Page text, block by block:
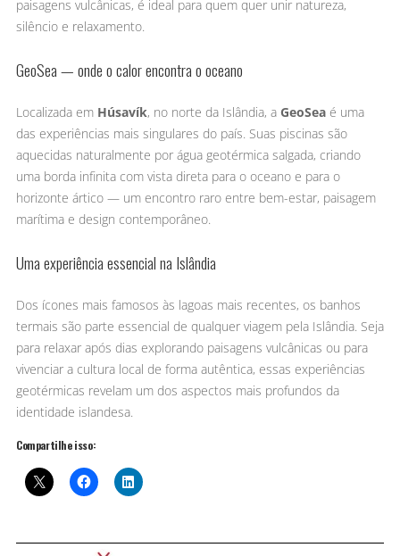
paisagens vulcânicas, é ideal para quem quer unir natureza,
silêncio e relaxamento.
GeoSea — onde o calor encontra o oceano
Localizada em Húsavík, no norte da Islândia, a GeoSeaé uma
das experiências mais singulares do país. Suas piscinas são
aquecidas naturalmente por água geotérmica salgada, criando
uma borda infinita com vista direta para o oceano e para o
horizonte ártico — um encontro raro entre bem-estar, paisagem
marítima e design contemporâneo.
Uma experiência essencial na Islândia
Dos ícones mais famosos às lagoas mais recentes, os banhos
termais são parte essencial de qualquer viagem pela Islândia. Seja
para relaxar após dias explorando paisagens vulcânicas ou para
vivenciar a cultura local de forma autêntica, essas experiências
geotérmicas revelam um dos aspectos mais profundos da
identidade islandesa.
Compartilhe isso: